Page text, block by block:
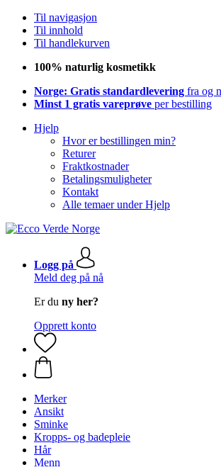
Til navigasjon
Til innhold
Til handlekurven
100% naturlig kosmetikk
Norge: Gratis standardlevering fra og
Minst 1 gratis vareprøve per bestilling
Hjelp
Hvor er bestillingen min?
Returer
Fraktkostnader
Betalingsmuligheter
Kontakt
Alle temaer under Hjelp
Logg på
Meld deg på nå
Er du ny her?
Opprett konto
Merker
Ansikt
Sminke
Kropps- og badepleie
Hår
Menn